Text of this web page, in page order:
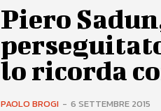
Piero
lo ricorda
PAOLO BROGI - 6 SETTEMBRE 2015